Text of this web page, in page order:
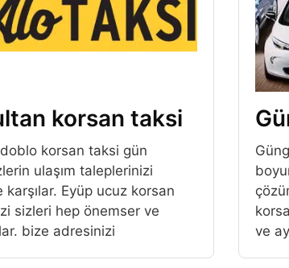
korsan taksi
korsan taksi gün
ulaşım taleplerinizi
karşılar. Eyüp ucuz korsan
sizleri hep önemser ve
bize adresinizi
ve